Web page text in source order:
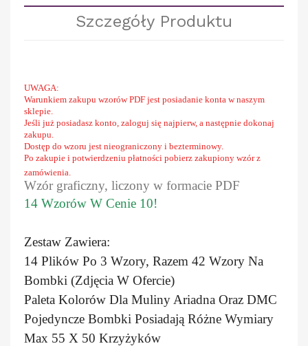
Szczegóły Produktu
UWAGA:
Warunkiem zakupu wzorów PDF jest posiadanie konta w naszym
sklepie.
Jeśli już posiadasz konto, zaloguj się najpierw, a następnie dokonaj
zakupu.
Dostęp do wzoru jest nieograniczony i bezterminowy.
Po zakupie i potwierdzeniu płatności pobierz zakupiony wzór z
zamówienia.
Wzór graficzny, liczony w formacie PDF
14 Wzorów W Cenie 10!
Zestaw Zawiera:
14 Plików Po 3 Wzory, Razem 42 Wzory Na
Bombki (zdjęcia W Ofercie)
Paleta Kolorów Dla Muliny Ariadna Oraz DMC
Pojedyncze Bombki Posiadają Różne Wymiary
Max 55 X 50 Krzyżyków